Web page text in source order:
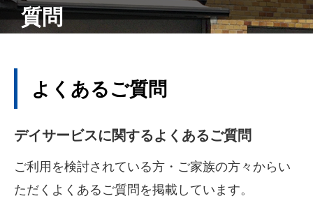
質問
よくあるご質問
デイサービスに関するよくあるご質問
ご利用を検討されている方・ご家族の方々からい
ただくよくあるご質問を掲載しています。